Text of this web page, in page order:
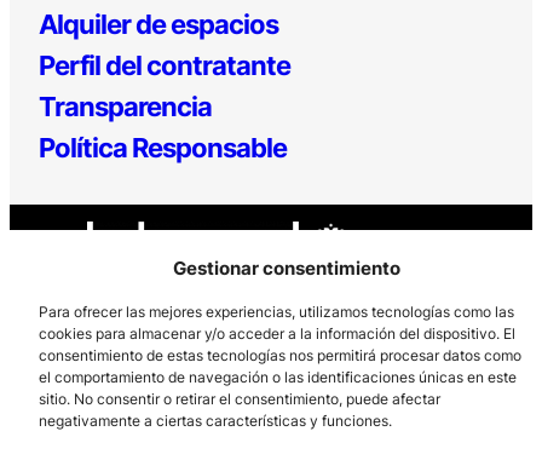
Gestionar consentimiento
Para ofrecer las mejores experiencias, utilizamos tecnologías como las
cookies para almacenar y/o acceder a la información del dispositivo. El
consentimiento de estas tecnologías nos permitirá procesar datos como
el comportamiento de navegación o las identificaciones únicas en este
sitio. No consentir o retirar el consentimiento, puede afectar
negativamente a ciertas características y funciones.
Alquiler de espacios
Perfil del contratante
Transparencia
Política Responsable
Los Prados, 121 – 33203 Gijón
985 185 577 – info@laboralcentrodearte.org
Contacto